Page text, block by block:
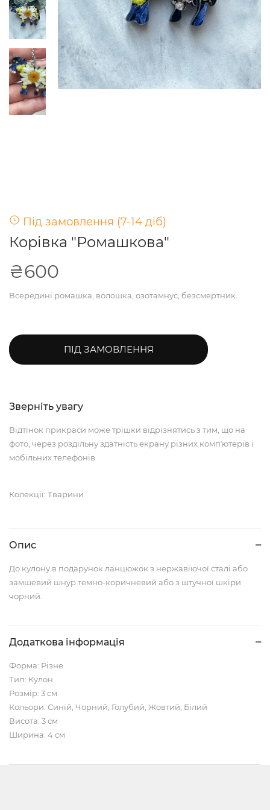
Під замовлення (7-14 діб)
Корівка "Ромашкова"
₴600
Всередині ромашка, волошка, озотамнус, безсмертник.
ПІД ЗАМОВЛЕННЯ
Зверніть увагу
Відтінок прикраси може трішки відрізнятись з тим, що на
фото, через роздільну здатність екрану різних компʼютерів і
мобільних телефонів
Колекції: Тварини
Опис
До кулону в подарунок ланцюжок з нержавіючої сталі або
замшевий шнур темно-коричневий або з штучної шкіри
чорний.
Додаткова інформація
Форма: Різне
Тип: Кулон
Розмір: 3 см
Кольори: Синій, Чорний, Голубий, Жовтий, Білий
Висота: 3 см
Ширина: 4 см